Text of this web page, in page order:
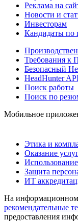
Реклама на
Новости и
Инвесторам
Кандидаты по
Требования к
Безопасный
HeadHunter
Поиск работы
Поиск по
Мобильное
Этика и
Оказание
Защита
ИТ
На информационном
рекомендательные
предоставления